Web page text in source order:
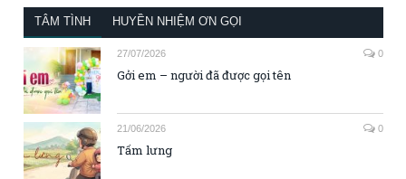
TÂM TÌNH HUYỀN NHIỆM ƠN GỌI
27/07/2026 0
Gởi em – người đã được gọi tên
21/06/2026 0
Tấm lưng